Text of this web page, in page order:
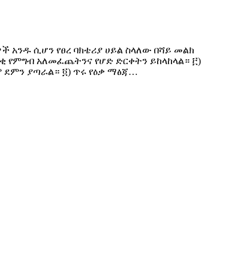
ሲሆን የፀረ ባክቴሪያ ሀይል ስላለው በሻይ መልክ
አለመፈጨትንና የሆድ ድርቀትን ይከላከላል። ፫)
ያጣራል። ፬) ጥሩ የዕቃ ማፅጃ…